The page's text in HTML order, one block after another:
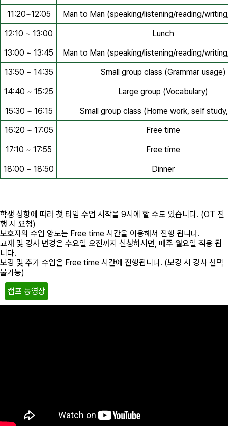
11:20~12:05
Man to Man (speaking/listening/reading/
12:10 ~ 13:00
Lunch
13:00 ~ 13:45
Man to Man (speaking/listening/reading/
13:50 ~ 14:35
Small group class (Grammar usage)
14:40 ~ 15:25
Large group (Vocabulary)
15:30 ~ 16:15
Small group class (Home work, self
16:20 ~ 17:05
Free time
17:10 ~ 17:55
Free time
18:00 ~ 18:50
Dinner
학생 성향에 따라 첫 타임 수업 시작을 9시에 할 수도 있습니다. (OT 진
행 시 요청)
보호자의 수업 양도는 Free time 시간을 이용해서 진행 됩니다.
교재 및 강사 변경은 수요일 오전까지 신청하시면, 매주 월요일 적용 됩
니다.
보강 및 추가 수업은 Free time 시간에 진행됩니다. (보강 시 강사 선택
불가능)
캠프 동영상